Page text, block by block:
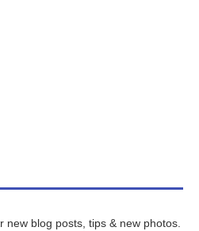
new blog posts, tips & new photos.